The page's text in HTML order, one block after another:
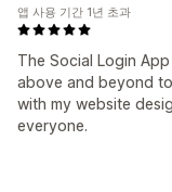
The Social Login
above and beyond
with my website
everyone.
앱 사용 기간 1년 초과